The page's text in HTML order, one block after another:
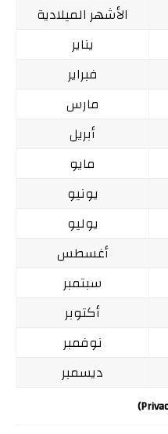
الأشهر الميلادية
يناير
فبراير
مارس
أبريل
مايو
يونيو
يوليو
أغسطس
سبتمبر
أكتوبر
نوفمبر
ديسمبر